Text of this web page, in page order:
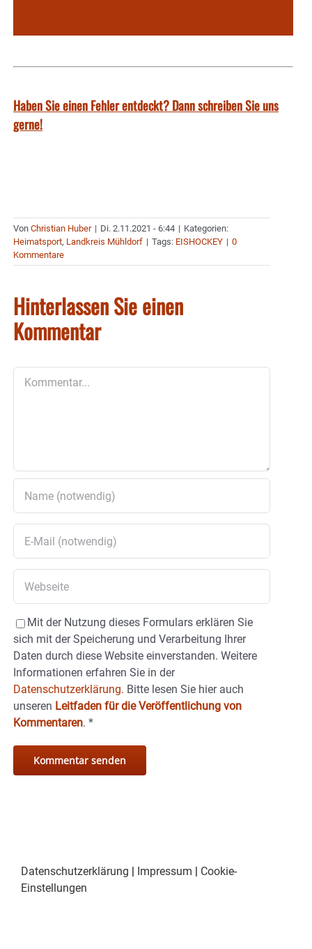
Haben Sie einen Fehler entdeckt? Dann schreiben Sie uns
gerne!
Von Christian Huber | Di. 2.11.2021 - 6:44 | Kategorien:
Heimatsport, Landkreis Mühldorf | Tags: EISHOCKEY | 0
Kommentare
Hinterlassen Sie einen
Kommentar
Mit der Nutzung dieses Formulars erklären Sie
sich mit der Speicherung und Verarbeitung Ihrer
Daten durch diese Website einverstanden. Weitere
Informationen erfahren Sie in der
Datenschutzerklärung. Bitte lesen Sie hier auch
unseren Leitfaden für die Veröffentlichung von
Kommentaren. *
Datenschutzerklärung Impressum
Cookie-
Einstellungen